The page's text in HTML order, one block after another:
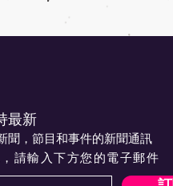
最新
聞，節目和事件的新聞通訊
請輸入下方您的電子郵件